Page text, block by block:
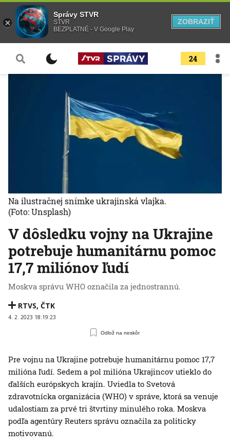
24
V dôsledku vojny na Ukrajine
potrebuje humanitárnu pomoc
17,7 miliónov ľudí
Moskva správu WHO označila za jednostrannú.
RTVS, ČTK
4. 2. 2023 18:19:23
Odlož na neskôr
Na ilustračnej snímke ukrajinská vlajka.
(Foto: Unsplash)
Pre vojnu na Ukrajine potrebuje humanitárnu pomoc 17,7
milióna ľudí. Sedem a pol milióna Ukrajincov utieklo do
ďalších európskych krajín. Uviedla to Svetová
zdravotnícka organizácia (WHO) v správe, ktorá sa venuje
udalostiam za prvé tri štvrtiny minulého roka. Moskva
podľa agentúry Reuters správu označila za politicky
motivovanú.
Správy STVR
STVR
BEZPLATNÉ - V Google Play
ZOBRAZIŤ